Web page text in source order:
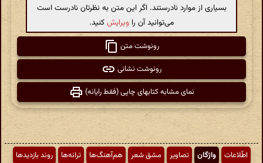
بسیاری از موارد نادرستند. اگر این متن به نظرتان نادرست است
می‌توانید آن را ویرایشکنید.
رونوشت متن
رونوشت نشانی
نمای مشابه کتابهای چاپی (فقط رایانه)
اطّلاعات واژگان تصاویر مشق شعر هم‌آهنگ‌ها ترانه‌ها روند بازدیدها